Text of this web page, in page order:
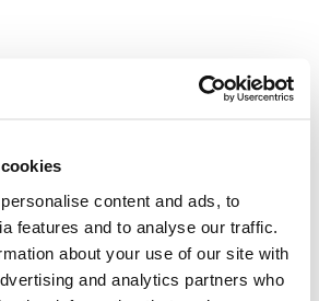
content and ads, to
features and to analyse our traffic.
about your use of our site with
and analytics partners who
med kort